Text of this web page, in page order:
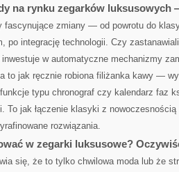
na rynku zegarków luksusowych
fascynujące zmiany — od powrotu do
po integrację technologii. Czy
w automatyczne mechanizmy
to jak ręcznie robiona filiżanka kawy —
typu chronograf czy kalendarz faz
To jak łączenie klasyki z
rozwiązania.
w zegarki luksusowe?
się, że to tylko chwilowa moda lub że